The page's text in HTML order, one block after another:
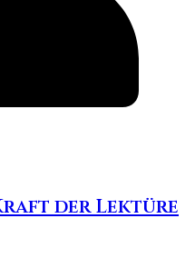
der Lektüre